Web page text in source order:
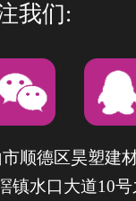
我们:
顺德区昊塑建
镇水口大道10